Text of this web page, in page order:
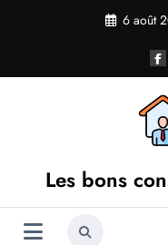
6 août
Les bons